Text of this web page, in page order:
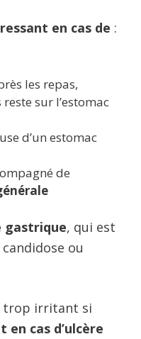
en cas de :
les repas,
sur l’estomac
d’un estomac
de
gastrique, qui est
ou
trop irritant si
cas d’ulcère